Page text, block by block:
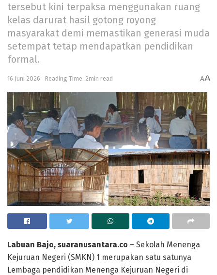
tersebut kini terpaksa menggunakan ruang
kelas darurat hasil gotong royong
masyarakat demi memastikan generasi muda
setempat tetap mendapatkan pendidikan
formal.
16 Juni 2026 Reading Time: 2min read AA
Labuan Bajo, suaranusantara.co – Sekolah Menenga
Kejuruan Negeri (SMKN) 1 merupakan satu satunya
Lembaga pendidikan Menenga Kejuruan Negeri di